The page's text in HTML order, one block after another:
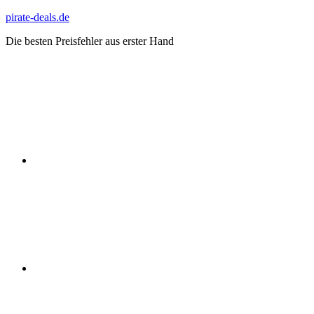
Zum
springen
pirate-deals.de
Die besten Preisfehler aus erster Hand